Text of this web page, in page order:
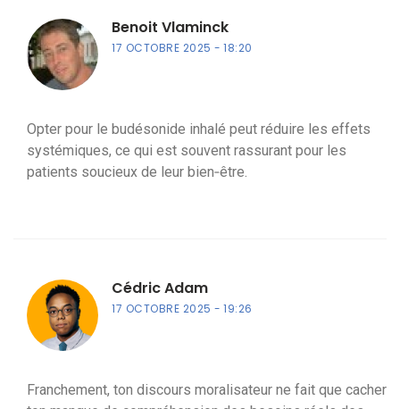
Benoit Vlaminck
17 OCTOBRE 2025 18:20
Opter pour le budésonide inhalé peut réduire les effets
systémiques, ce qui est souvent rassurant pour les
patients soucieux de leur bien‑être.
Cédric Adam
17 OCTOBRE 2025 19:26
Franchement, ton discours moralisateur ne fait que cacher